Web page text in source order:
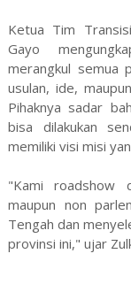
Ketua Tim
Gayo
merangkul semua
usulan, ide,
Pihaknya sadar
bisa dilakukan
memiliki visi misi
"Kami roadshow
maupun non
Tengah dan
provinsi ini," ujar